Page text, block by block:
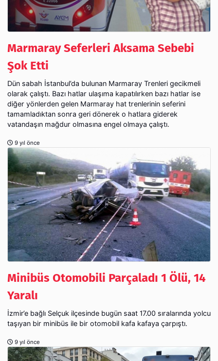
Marmaray Seferleri Aksama Sebebi
Şok Etti
Dün sabah İstanbul’da bulunan Marmaray Trenleri gecikmeli
olarak çalıştı. Bazı hatlar ulaşıma kapatılırken bazı hatlar ise
diğer yönlerden gelen Marmaray hat trenlerinin seferini
tamamladıktan sonra geri dönerek o hatlara giderek
vatandaşın mağdur olmasına engel olmaya çalıştı.
9 yıl önce
Minibüs Otomobili Parçaladı 1 Ölü, 14
Yaralı
İzmir’e bağlı Selçuk ilçesinde bugün saat 17.00 sıralarında yolcu
taşıyan bir minibüs ile bir otomobil kafa kafaya çarpıştı.
9 yıl önce